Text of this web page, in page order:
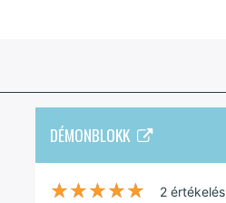
DÉMONBLOKK
★★★★★
★★★★★ 2 értékelés